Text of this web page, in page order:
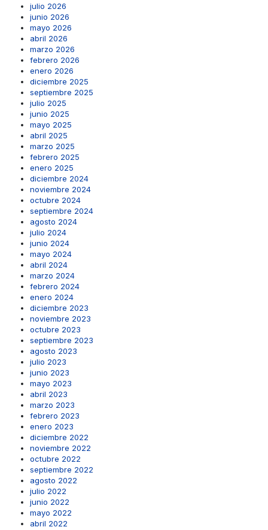
julio 2026
junio 2026
mayo 2026
abril 2026
marzo 2026
febrero 2026
enero 2026
diciembre 2025
septiembre 2025
julio 2025
junio 2025
mayo 2025
abril 2025
marzo 2025
febrero 2025
enero 2025
diciembre 2024
noviembre 2024
octubre 2024
septiembre 2024
agosto 2024
julio 2024
junio 2024
mayo 2024
abril 2024
marzo 2024
febrero 2024
enero 2024
diciembre 2023
noviembre 2023
octubre 2023
septiembre 2023
agosto 2023
julio 2023
junio 2023
mayo 2023
abril 2023
marzo 2023
febrero 2023
enero 2023
diciembre 2022
noviembre 2022
octubre 2022
septiembre 2022
agosto 2022
julio 2022
junio 2022
mayo 2022
abril 2022